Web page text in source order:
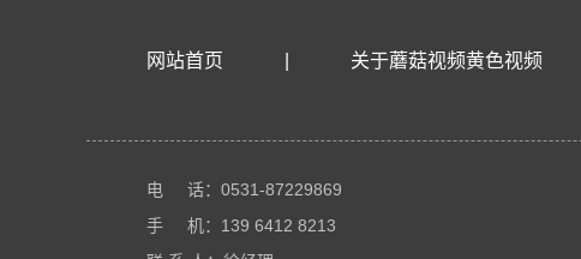
网站首页 关于蘑菇视频黄色视频
电 话：0531-87229869
手 机：139 6412 8213